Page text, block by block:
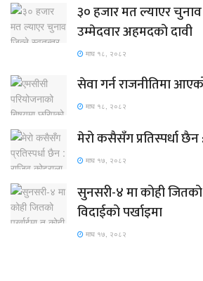
३० हजार मत ल्याएर चुनाव
उम्मेदवार अहमदको दावी
माघ १८, २०८२
सेवा गर्न राजनीतिमा
माघ १८, २०८२
मेरो कसैसँग प्रतिस्पर्धा छैन
माघ १७, २०८२
सुनसरी-४ मा कोही
विदाईको पर्खाइमा
माघ १७, २०८२